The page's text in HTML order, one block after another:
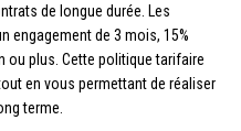
de longue durée. Les
engagement de 3 mois, 15%
ou plus. Cette politique tarifaire
en vous permettant de réaliser
terme.